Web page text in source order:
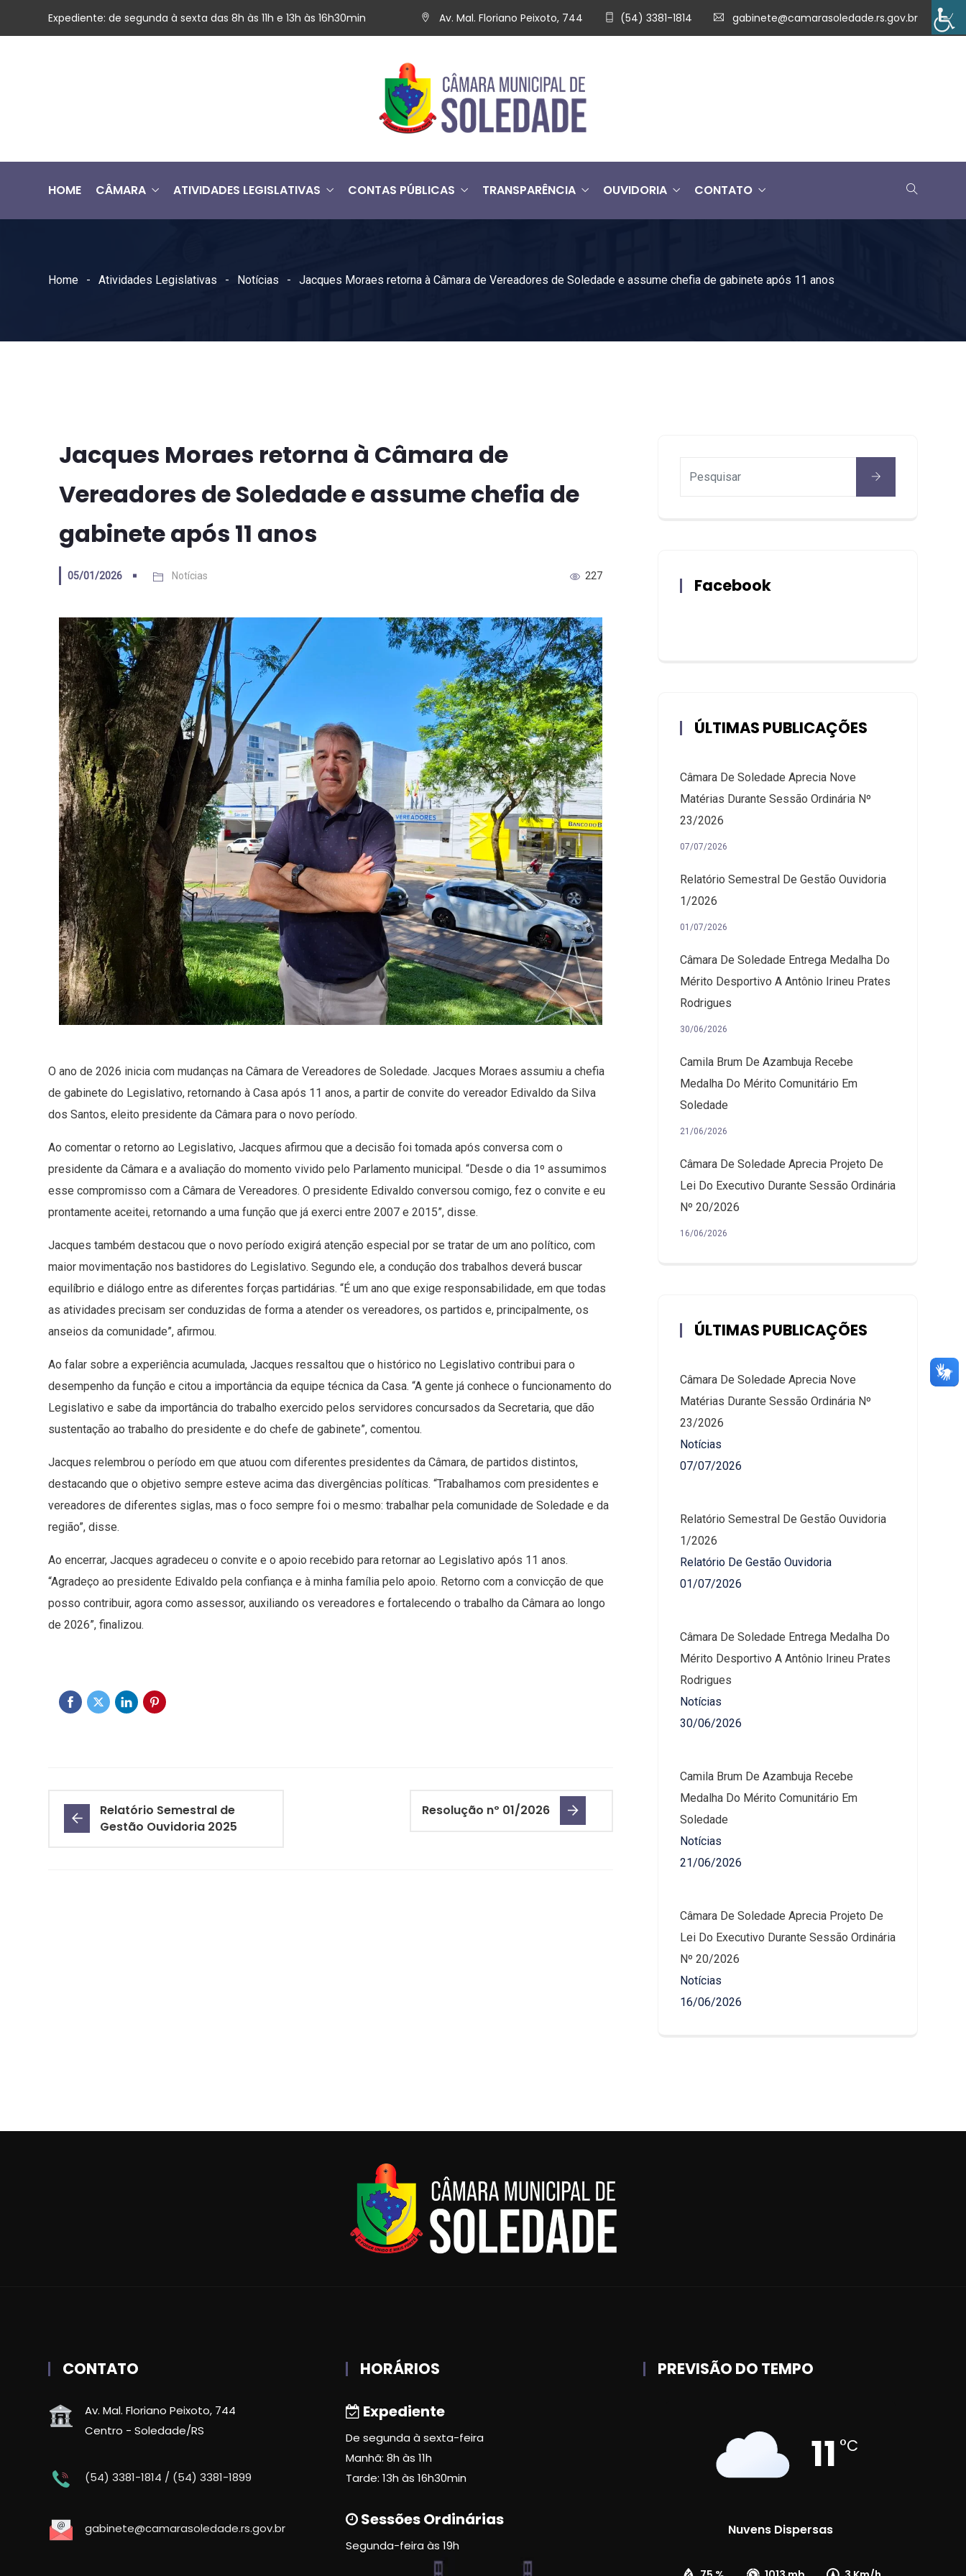
Expediente: de segunda à sexta das 8h às 11h e 13h às 16h30min Av. Mal. Floriano Peixoto, 744 (54) 3381-1814 gabinete@camarasoledade.rs.gov.br
HOME CÂMARA ATIVIDADES LEGISLATIVAS CONTAS PÚBLICAS TRANSPARÊNCIA OUVIDORIA CONTATO
Home Atividades Legislativas Notícias Jacques Moraes retorna à Câmara de Vereadores de Soledade e assume chefia de gabinete após 11 anos
Jacques Moraes retorna à Câmara de
Vereadores de Soledade e assume chefia de
gabinete após 11 anos
05/01/2026 Notícias 227
O ano de 2026 inicia com mudanças na Câmara de Vereadores de Soledade. Jacques Moraes assumiu a chefia
de gabinete do Legislativo, retornando à Casa após 11 anos, a partir de convite do vereador Edivaldo da Silva
dos Santos, eleito presidente da Câmara para o novo período.
Ao comentar o retorno ao Legislativo, Jacques afirmou que a decisão foi tomada após conversa com o
presidente da Câmara e a avaliação do momento vivido pelo Parlamento municipal. “Desde o dia 1º assumimos
esse compromisso com a Câmara de Vereadores. O presidente Edivaldo conversou comigo, fez o convite e eu
prontamente aceitei, retornando a uma função que já exerci entre 2007 e 2015”, disse.
Jacques também destacou que o novo período exigirá atenção especial por se tratar de um ano político, com
maior movimentação nos bastidores do Legislativo. Segundo ele, a condução dos trabalhos deverá buscar
equilíbrio e diálogo entre as diferentes forças partidárias. “É um ano que exige responsabilidade, em que todas
as atividades precisam ser conduzidas de forma a atender os vereadores, os partidos e, principalmente, os
anseios da comunidade”, afirmou.
Ao falar sobre a experiência acumulada, Jacques ressaltou que o histórico no Legislativo contribui para o
desempenho da função e citou a importância da equipe técnica da Casa. “A gente já conhece o funcionamento do
Legislativo e sabe da importância do trabalho exercido pelos servidores concursados da Secretaria, que dão
sustentação ao trabalho do presidente e do chefe de gabinete”, comentou.
Jacques relembrou o período em que atuou com diferentes presidentes da Câmara, de partidos distintos,
destacando que o objetivo sempre esteve acima das divergências políticas. “Trabalhamos com presidentes e
vereadores de diferentes siglas, mas o foco sempre foi o mesmo: trabalhar pela comunidade de Soledade e da
região”, disse.
Ao encerrar, Jacques agradeceu o convite e o apoio recebido para retornar ao Legislativo após 11 anos.
“Agradeço ao presidente Edivaldo pela confiança e à minha família pelo apoio. Retorno com a convicção de que
posso contribuir, agora como assessor, auxiliando os vereadores e fortalecendo o trabalho da Câmara ao longo
de 2026”, finalizou.
Relatório Semestral de
Gestão Ouvidoria 2025
Resolução nº 01/2026
Facebook
ÚLTIMAS PUBLICAÇÕES
Câmara De Soledade Aprecia Nove
Matérias Durante Sessão Ordinária Nº
23/2026
07/07/2026
Relatório Semestral De Gestão Ouvidoria
1/2026
01/07/2026
Câmara De Soledade Entrega Medalha Do
Mérito Desportivo A Antônio Irineu Prates
Rodrigues
30/06/2026
Camila Brum De Azambuja Recebe
Medalha Do Mérito Comunitário Em
Soledade
21/06/2026
Câmara De Soledade Aprecia Projeto De
Lei Do Executivo Durante Sessão Ordinária
Nº 20/2026
16/06/2026
ÚLTIMAS PUBLICAÇÕES
Câmara De Soledade Aprecia Nove
Matérias Durante Sessão Ordinária Nº
23/2026
Notícias
07/07/2026
Relatório Semestral De Gestão Ouvidoria
1/2026
Relatório De Gestão Ouvidoria
01/07/2026
Câmara De Soledade Entrega Medalha Do
Mérito Desportivo A Antônio Irineu Prates
Rodrigues
Notícias
30/06/2026
Camila Brum De Azambuja Recebe
Medalha Do Mérito Comunitário Em
Soledade
Notícias
21/06/2026
Câmara De Soledade Aprecia Projeto De
Lei Do Executivo Durante Sessão Ordinária
Nº 20/2026
Notícias
16/06/2026
CONTATO
Av. Mal. Floriano Peixoto, 744
Centro - Soledade/RS
(54) 3381-1814 / (54) 3381-1899
gabinete@camarasoledade.rs.gov.br
HORÁRIOS
Expediente
De segunda à sexta-feira
Manhã: 8h às 11h
Tarde: 13h às 16h30min
Sessões Ordinárias
Segunda-feira às 19h
PREVISÃO DO TEMPO
11 °C
Nuvens Dispersas